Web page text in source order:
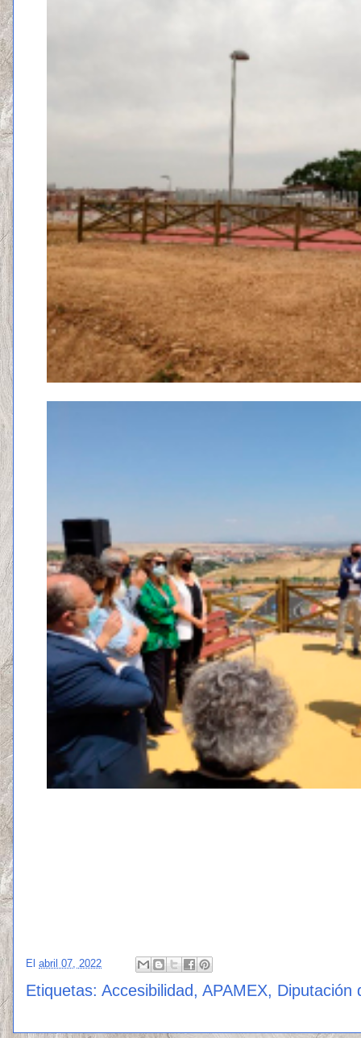
El abril 07, 2022
Etiquetas: Accesibilidad, APAMEX, Diputación